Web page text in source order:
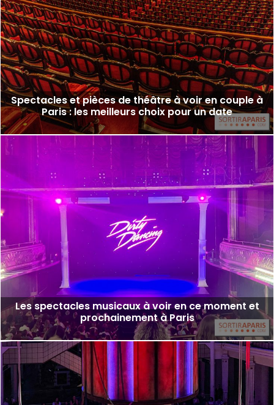
Spectacles et pièces de théâtre à voir en couple à
Paris : les meilleurs choix pour un date
Les spectacles musicaux à voir en ce moment et
prochainement à Paris